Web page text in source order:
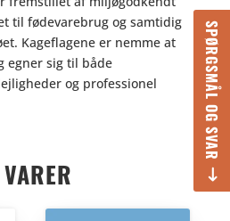
SPØRGSMÅL OG SVAR
til fødevarebrug og samtidig
Kageflagene er nemme at
egner sig til både
og professionel